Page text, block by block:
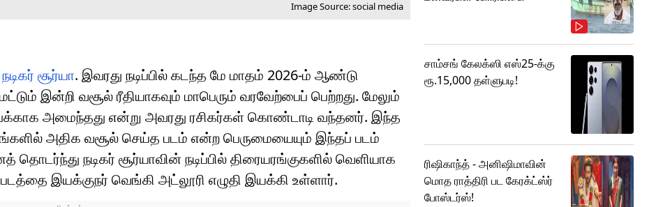
Image Source: social media
நடிகர் சூர்யா. இவரது நடிப்பில் கடந்த மே மாதம் 2026-ம் ஆண்டு
இன்றி வசூல் ரீதியாகவும் மாபெரும் வரவேற்பைப் பெற்றது. மேலும்
அமைந்தது என்று அவரது ரசிகர்கள் கொண்டாடி வந்தனர். இந்த
அதிக வசூல் செய்த படம் என்ற பெருமையையும் இந்தப் படம்
தொடர்ந்து நடிகர் சூர்யாவின் நடிப்பில் திரையரங்குகளில் வெளியாக
இயக்குநர் வெங்கி அட்லூரி எழுதி இயக்கி உள்ளார்.
சாம்சங் கேலக்ஸி எஸ்25-க்கு
ரூ.15,000 தள்ளுபடி!
ரிஷிகாந்த் - அனிஷிமாவின்
மொத ராத்திரி பட கேரக்ட்ஸ்ர்
போஸ்டர்ஸ்!